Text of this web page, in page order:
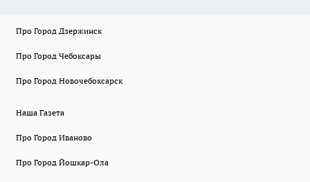
Про Город Дзержинск
Про Город Чебоксары
Про Город Новочебоксарск
Наша Газета
Про Город Иваново
Про Город Йошкар-Ола